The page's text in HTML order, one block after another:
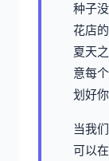
种子
花店
夏天
意每
划好
当我
可以